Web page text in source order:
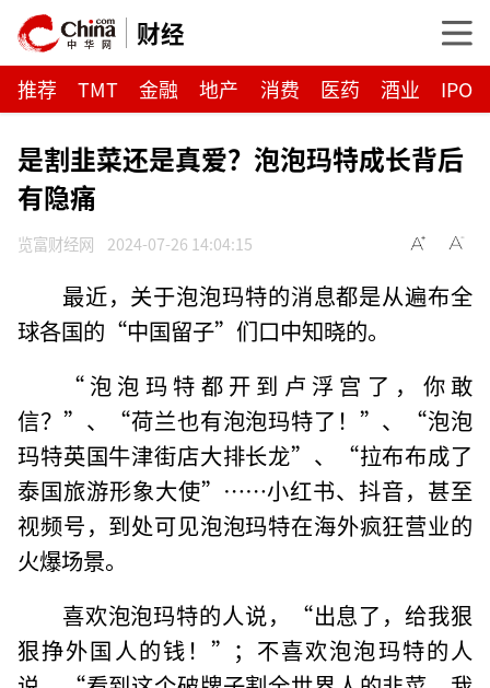
财经
推荐 TMT 金融 地产 消费 医药 酒业 IPO
是割韭菜还是真爱？泡泡玛特成长背后
有隐痛
览富财经网 2024-07-26 14:04:15
最近，关于泡泡玛特的消息都是从遍布全
球各国的“中国留子”们口中知晓的。
“泡泡玛特都开到卢浮宫了，你敢
信？”、“荷兰也有泡泡玛特了！”、“泡泡
玛特英国牛津街店大排长龙”、“拉布布成了
泰国旅游形象大使”……小红书、抖音，甚至
视频号，到处可见泡泡玛特在海外疯狂营业的
火爆场景。
喜欢泡泡玛特的人说，“出息了，给我狠
狠挣外国人的钱！”；不喜欢泡泡玛特的人